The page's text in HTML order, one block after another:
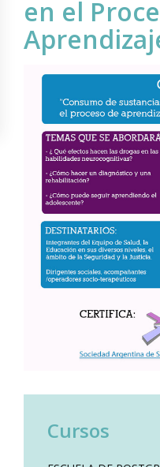
en el
Cursos